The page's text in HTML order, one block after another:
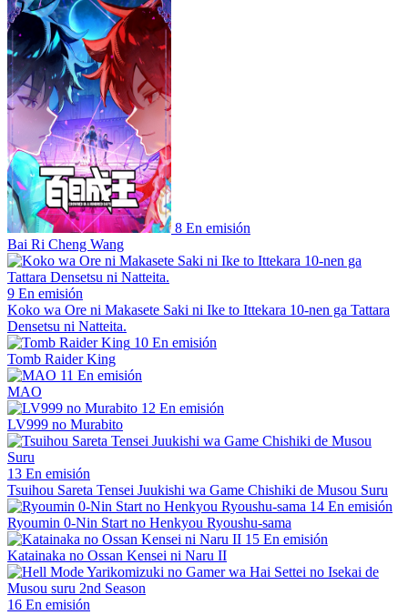
8 En emisión
Bai Ri Cheng Wang
9 En emisión
Koko wa Ore ni Makasete Saki ni Ike to Ittekara 10-nen ga Tattara
Densetsu ni Natteita.
10 En emisión
Tomb Raider King
11 En emisión
MAO
12 En emisión
LV999 no Murabito
13 En emisión
Tsuihou Sareta Tensei Juukishi wa Game Chishiki de Musou Suru
14 En emisión
Ryoumin 0-Nin Start no Henkyou Ryoushu-sama
15 En emisión
Katainaka no Ossan Kensei ni Naru II
16 En emisión